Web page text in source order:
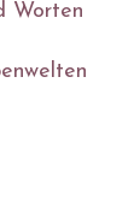
Worten